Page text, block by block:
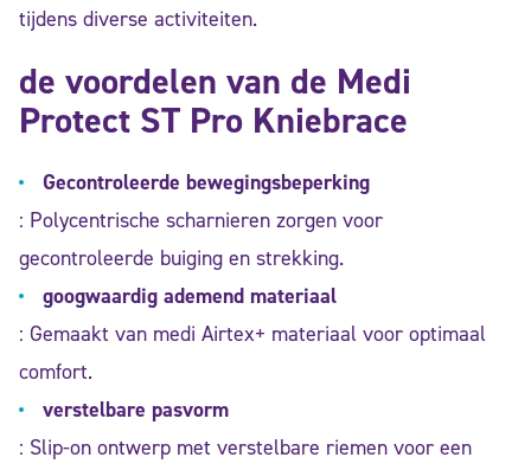
tijdens diverse activiteiten.
de voordelen van de Medi
Protect ST Pro Kniebrace
Gecontroleerde bewegingsbeperking
: Polycentrische scharnieren zorgen voor
gecontroleerde buiging en strekking.
googwaardig ademend materiaal
: Gemaakt van medi Airtex+ materiaal voor optimaal
comfort.
verstelbare pasvorm
: Slip-on ontwerp met verstelbare riemen voor een